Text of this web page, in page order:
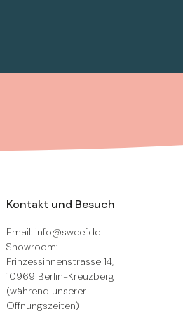
Kontakt und Besuch
Email: info@sweef.de
Showroom:
Prinzessinnenstrasse 14,
10969 Berlin-Kreuzberg
(während unserer
Öffnungszeiten)